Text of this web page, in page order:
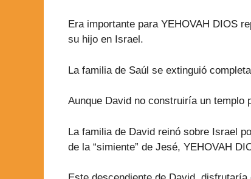
Era importante para YEHOVAH DIOS
su hijo en Israel.
La familia de Saúl se extinguió
Aunque David no construiría un templo
La familia de David reinó sobre Israel
de la “simiente” de Jesé, YEHOVAH